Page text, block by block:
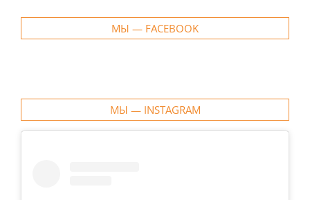
МЫ — FACEBOOK
МЫ — INSTAGRAM